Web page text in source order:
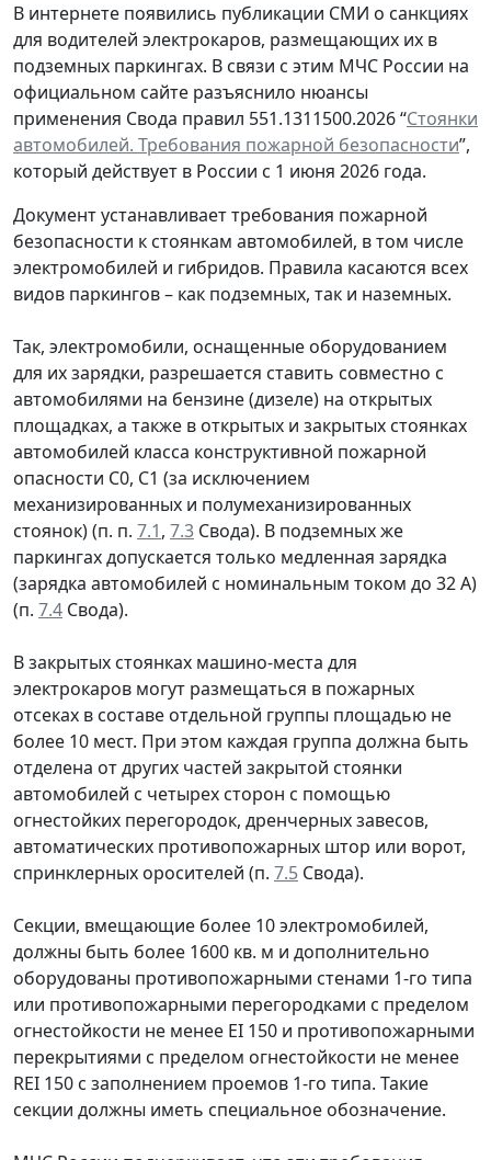
В интернете появились публикации СМИ о санкциях
для водителей электрокаров, размещающих их в
подземных паркингах. В связи с этим МЧС России на
официальном сайте разъяснило нюансы
применения Свода правил 551.1311500.2026 “Стоянки
автомобилей. Требования пожарной безопасности”,
который действует в России с 1 июня 2026 года.
Документ устанавливает требования пожарной
безопасности к стоянкам автомобилей, в том числе
электромобилей и гибридов. Правила касаются всех
видов паркингов – как подземных, так и наземных.
Так, электромобили, оснащенные оборудованием
для их зарядки, разрешается ставить совместно с
автомобилями на бензине (дизеле) на открытых
площадках, а также в открытых и закрытых стоянках
автомобилей класса конструктивной пожарной
опасности C0, С1 (за исключением
механизированных и полумеханизированных
стоянок) (п. п. 7.1, 7.3 Свода). В подземных же
паркингах допускается только медленная зарядка
(зарядка автомобилей с номинальным током до 32 А)
(п. 7.4 Свода).
В закрытых стоянках машино-места для
электрокаров могут размещаться в пожарных
отсеках в составе отдельной группы площадью не
более 10 мест. При этом каждая группа должна быть
отделена от других частей закрытой стоянки
автомобилей с четырех сторон с помощью
огнестойких перегородок, дренчерных завесов,
автоматических противопожарных штор или ворот,
спринклерных оросителей (п. 7.5 Свода).
Секции, вмещающие более 10 электромобилей,
должны быть более 1600 кв. м и дополнительно
оборудованы противопожарными стенами 1-го типа
или противопожарными перегородками с пределом
огнестойкости не менее EI 150 и противопожарными
перекрытиями с пределом огнестойкости не менее
REI 150 с заполнением проемов 1-го типа. Такие
секции должны иметь специальное обозначение.